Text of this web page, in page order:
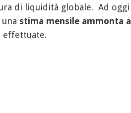
di liquidità globale. Ad oggi
stima mensile ammonta a
effettuate.